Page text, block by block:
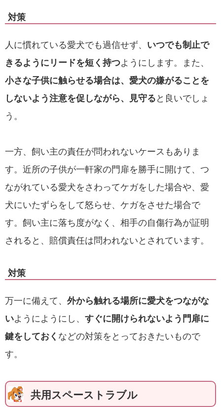
対策
人に慣れている愛犬でも過信せず、 いつでも制止で
きるようにリードを短く持つようにします。また、
小さな子供に触らせる場合は、愛犬の嫌がることを
しないよう注意を促しながら、見守る と良いでしょ
う。
一方、飼い主の責任が問われないケースもありま
す。近所の子供が一軒家の門扉を勝手に開けて、つ
ながれている愛犬をさわってケガをした場合や、愛
犬にいたずらをして怒らせ、ケガをさせた場合で
す。飼い主に落ち度がなく、相手の自傷行為が証明
されると、賠償責任は問われないとされています。
対策
万一に備えて、 外から触れる場所に愛犬をつながな
いようにようにし、 すぐに開けられないよう門扉に
鍵をしておく などの対策をとっておきたいもので
す。
共用スペーストラブル